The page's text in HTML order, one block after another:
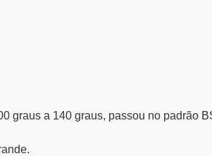
graus a 140 graus, passou no padrão